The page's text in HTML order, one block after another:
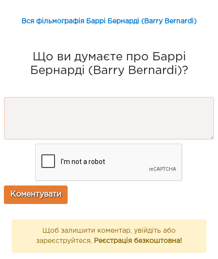
Вся фільмографія Баррі Бернарді (Barry Bernardi)
Що ви думаєте про Баррі
Бернарді (Barry Bernardi)?
Щоб залишити коментар, увійдіть або
зареєструйтеся. Реєстрація безкоштовна!